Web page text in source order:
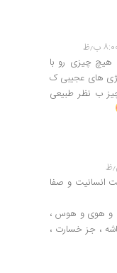
هیچ چیزی رو با
های عجیبی ک
ب نظر طبیعی
انسانیت و صفا
و هوی و هوس ،
، جز خسارت ،